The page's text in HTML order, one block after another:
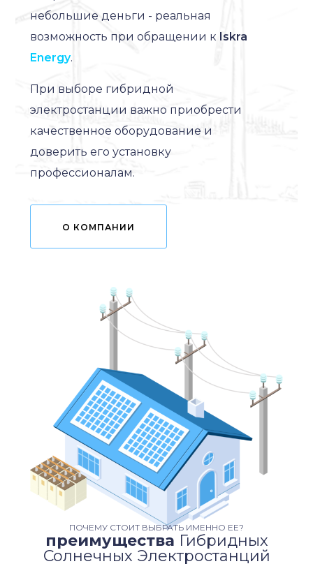
небольшие деньги - реальная
возможность при обращении к Iskra
Energy.
При выборе гибридной
электростанции важно приобрести
качественное оборудование и
доверить его установку
профессионалам.
О КОМПАНИИ
ПОЧЕМУ СТОИТ ВЫБРАТЬ ИМЕННО ЕЕ?
преимущества Гибридных
Солнечных Электростанций